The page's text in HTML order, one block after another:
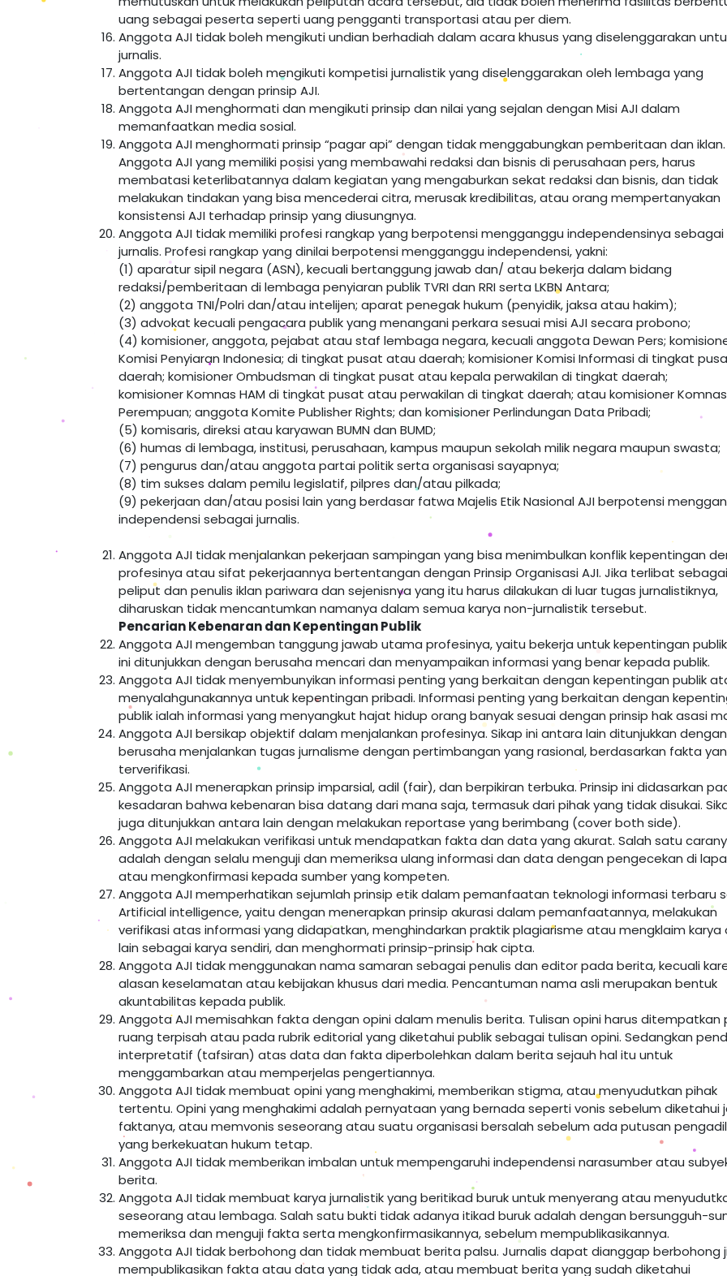
uang sebagai peserta seperti uang pengganti transportasi atau per diem.
Anggota AJI tidak boleh mengikuti undian berhadiah dalam acara khusus yang diselenggarakan
jurnalis.
Anggota AJI tidak boleh mengikuti kompetisi jurnalistik yang diselenggarakan oleh lembaga yang
bertentangan dengan prinsip AJI.
Anggota AJI menghormati dan mengikuti prinsip dan nilai yang sejalan dengan Misi AJI dalam
memanfaatkan media sosial.
Anggota AJI menghormati prinsip “pagar api” dengan tidak menggabungkan pemberitaan dan iklan.
Anggota AJI yang memiliki posisi yang membawahi redaksi dan bisnis di perusahaan pers, harus
membatasi keterlibatannya dalam kegiatan yang mengaburkan sekat redaksi dan bisnis, dan tidak
melakukan tindakan yang bisa mencederai citra, merusak kredibilitas, atau orang mempertanyakan
konsistensi AJI terhadap prinsip yang diusungnya.
Anggota AJI tidak memiliki profesi rangkap yang berpotensi mengganggu independensinya sebagai
jurnalis. Profesi rangkap yang dinilai berpotensi mengganggu independensi, yakni:
(1) aparatur sipil negara (ASN), kecuali bertanggung jawab dan/ atau bekerja dalam bidang
redaksi/pemberitaan di lembaga penyiaran publik TVRI dan RRI serta LKBN Antara;
(2) anggota TNI/Polri dan/atau intelijen; aparat penegak hukum (penyidik, jaksa atau hakim);
(3) advokat kecuali pengacara publik yang menangani perkara sesuai misi AJI secara probono;
(4) komisioner, anggota, pejabat atau staf lembaga negara, kecuali anggota Dewan Pers;
Komisi Penyiaran Indonesia; di tingkat pusat atau daerah; komisioner Komisi Informasi di tingkat
daerah; komisioner Ombudsman di tingkat pusat atau kepala perwakilan di tingkat daerah;
komisioner Komnas HAM di tingkat pusat atau perwakilan di tingkat daerah; atau komisioner Komnas
Perempuan; anggota Komite Publisher Rights; dan komisioner Perlindungan Data Pribadi;
(5) komisaris, direksi atau karyawan BUMN dan BUMD;
(6) humas di lembaga, institusi, perusahaan, kampus maupun sekolah milik negara maupun swasta;
(7) pengurus dan/atau anggota partai politik serta organisasi sayapnya;
(8) tim sukses dalam pemilu legislatif, pilpres dan/atau pilkada;
(9) pekerjaan dan/atau posisi lain yang berdasar fatwa Majelis Etik Nasional AJI berpotensi
independensi sebagai jurnalis.
Anggota AJI tidak menjalankan pekerjaan sampingan yang bisa menimbulkan konflik kepentingan
profesinya atau sifat pekerjaannya bertentangan dengan Prinsip Organisasi AJI. Jika terlibat sebagai
peliput dan penulis iklan pariwara dan sejenisnya yang itu harus dilakukan di luar tugas jurnalistiknya,
diharuskan tidak mencantumkan namanya dalam semua karya non-jurnalistik tersebut.
Pencarian Kebenaran dan Kepentingan Publik
Anggota AJI mengemban tanggung jawab utama profesinya, yaitu bekerja untuk kepentingan
ini ditunjukkan dengan berusaha mencari dan menyampaikan informasi yang benar kepada publik.
Anggota AJI tidak menyembunyikan informasi penting yang berkaitan dengan kepentingan publik
menyalahgunakannya untuk kepentingan pribadi. Informasi penting yang berkaitan dengan
publik ialah informasi yang menyangkut hajat hidup orang banyak sesuai dengan prinsip hak asasi
Anggota AJI bersikap objektif dalam menjalankan profesinya. Sikap ini antara lain ditunjukkan dengan
berusaha menjalankan tugas jurnalisme dengan pertimbangan yang rasional, berdasarkan fakta
terverifikasi.
Anggota AJI menerapkan prinsip imparsial, adil (fair), dan berpikiran terbuka. Prinsip ini didasarkan
kesadaran bahwa kebenaran bisa datang dari mana saja, termasuk dari pihak yang tidak disukai.
juga ditunjukkan antara lain dengan melakukan reportase yang berimbang (cover both side).
Anggota AJI melakukan verifikasi untuk mendapatkan fakta dan data yang akurat. Salah satu
adalah dengan selalu menguji dan memeriksa ulang informasi dan data dengan pengecekan di
atau mengkonfirmasi kepada sumber yang kompeten.
Anggota AJI memperhatikan sejumlah prinsip etik dalam pemanfaatan teknologi informasi terbaru
Artificial intelligence, yaitu dengan menerapkan prinsip akurasi dalam pemanfaatannya, melakukan
verifikasi atas informasi yang didapatkan, menghindarkan praktik plagiarisme atau mengklaim karya
lain sebagai karya sendiri, dan menghormati prinsip-prinsip hak cipta.
Anggota AJI tidak menggunakan nama samaran sebagai penulis dan editor pada berita, kecuali
alasan keselamatan atau kebijakan khusus dari media. Pencantuman nama asli merupakan bentuk
akuntabilitas kepada publik.
Anggota AJI memisahkan fakta dengan opini dalam menulis berita. Tulisan opini harus ditempatkan
ruang terpisah atau pada rubrik editorial yang diketahui publik sebagai tulisan opini. Sedangkan
interpretatif (tafsiran) atas data dan fakta diperbolehkan dalam berita sejauh hal itu untuk
menggambarkan atau memperjelas pengertiannya.
Anggota AJI tidak membuat opini yang menghakimi, memberikan stigma, atau menyudutkan pihak
tertentu. Opini yang menghakimi adalah pernyataan yang bernada seperti vonis sebelum diketahui
faktanya, atau memvonis seseorang atau suatu organisasi bersalah sebelum ada putusan
yang berkekuatan hukum tetap.
Anggota AJI tidak memberikan imbalan untuk mempengaruhi independensi narasumber atau
berita.
Anggota AJI tidak membuat karya jurnalistik yang beritikad buruk untuk menyerang atau
seseorang atau lembaga. Salah satu bukti tidak adanya itikad buruk adalah dengan bersungguh-
memeriksa dan menguji fakta serta mengkonfirmasikannya, sebelum mempublikasikannya.
Anggota AJI tidak berbohong dan tidak membuat berita palsu. Jurnalis dapat dianggap berbohong
mempublikasikan fakta atau data yang tidak ada, atau membuat berita yang sudah diketahui